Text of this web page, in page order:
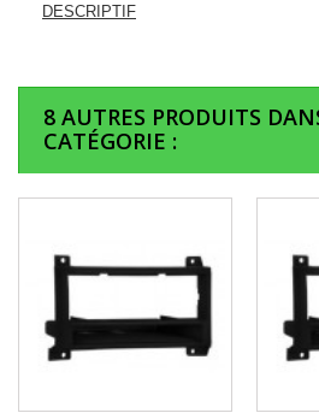
DESCRIPTIF
8 AUTRES PRODUITS
CATÉGORIE :